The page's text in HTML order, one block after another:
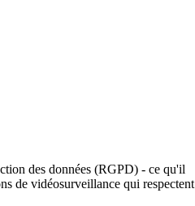
des données (RGPD) - ce qu'il
de vidéosurveillance qui respectent